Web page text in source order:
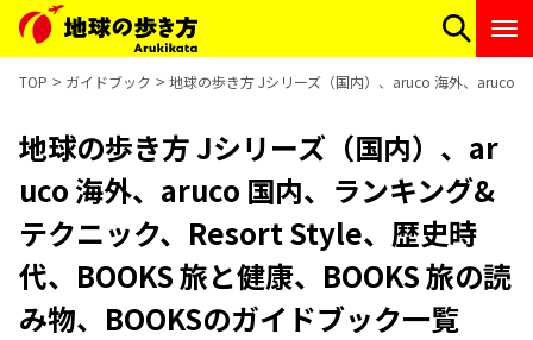
TOP ガイドブック 地球の歩き方 Jシリーズ（国内）、aruco 海外、aruco
地球の歩き方 Jシリーズ（国内）、ar
uco 海外、aruco 国内、ランキング&
テクニック、Resort Style、歴史時
代、BOOKS 旅と健康、BOOKS 旅の読
み物、BOOKSのガイドブック一覧